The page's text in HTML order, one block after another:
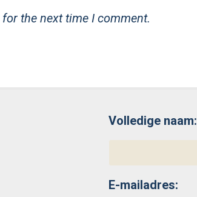
the next time I comment.
Volledige naam:
E-mailadres: